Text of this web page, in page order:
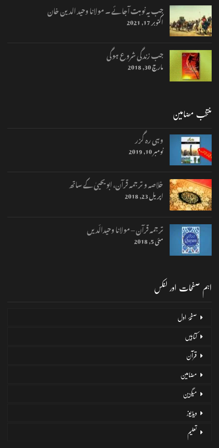
جب یہ نوبت آجائے ۔ مولانا وحید الدین خان
اکتوبر 17, 2021
جب زندگی شروع ہوگی
مارچ 30, 2018
منتخب مضامین
وہی رہ گزر
نومبر 10, 2019
خلاصہ و ترجمہ قرآن، ابو یحییٰ کے ساتھ
اپریل 23, 2018
ترجمہ قرآن – مولانا وحیدالّدیں
مئی 5, 2018
اہم صفحات اور لنکس
صفحۂ اول
کتابیں
قرآن
مضامین
میگزین
ویڈیوز
تعلیم